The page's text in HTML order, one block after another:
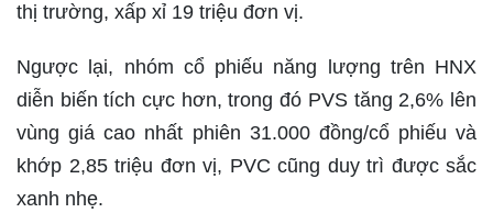
thị trường, xấp xỉ 19 triệu đơn vị.
Ngược lại, nhóm cổ phiếu năng lượng trên HNX
diễn biến tích cực hơn, trong đó PVS tăng 2,6% lên
vùng giá cao nhất phiên 31.000 đồng/cổ phiếu và
khớp 2,85 triệu đơn vị, PVC cũng duy trì được sắc
xanh nhẹ.